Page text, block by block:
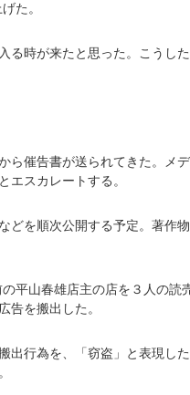
た。
時が来たと思った。こうし
ら催告書が送られてきた。メ
エスカレートする。
を順次公開する予定。著作
平山春雄店主の店を３人の読
告を搬出した。
出行為を、「窃盗」と表現し